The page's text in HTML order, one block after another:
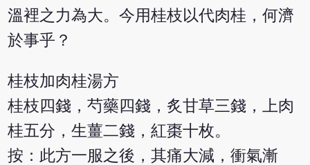
溫裡之力為大。今用桂枝以代肉桂，何濟
於事乎？
桂枝加肉桂湯方
桂枝四錢，芍藥四錢，炙甘草三錢，上肉
桂五分，生薑二錢，紅棗十枚。
按：此方一服之後，其痛大減，衝氣漸